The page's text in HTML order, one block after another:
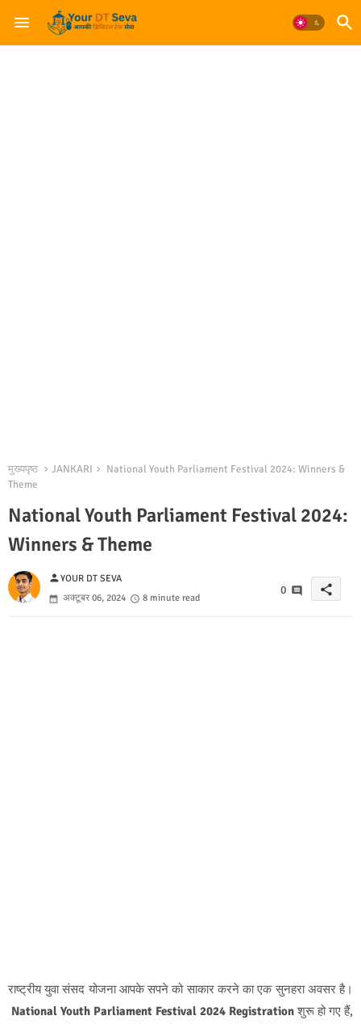
मुख्यपृष्ठ JANKARI
National Youth Parliament Festival 2024: Winners &
Theme
National Youth Parliament Festival 2024:
Winners & Theme
personYOUR DT SEVA
अक्टूबर 06, 2024
8 minute read
0 share
राष्ट्रीय युवा संसद योजना आपके सपने को साकार करने का एक सुनहरा अवसर है।
National Youth Parliament Festival 2024 Registrationशुरू हो गए हैं,